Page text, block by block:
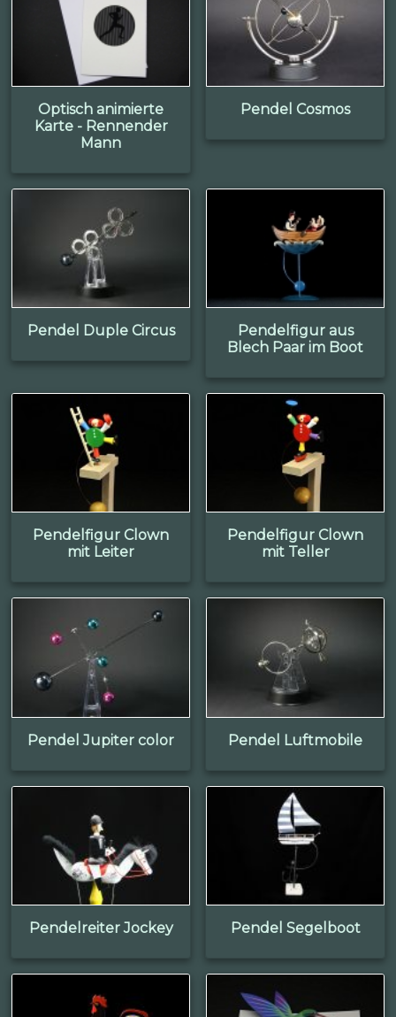
Optisch animierte
Karte - Rennender
Mann
Pendel Cosmos
Pendel Duple Circus
Pendelfigur aus
Blech Paar im Boot
Pendelfigur Clown
mit Leiter
Pendelfigur Clown
mit Teller
Pendel Jupiter color Pendel Luftmobile
Pendelreiter Jockey Pendel Segelboot